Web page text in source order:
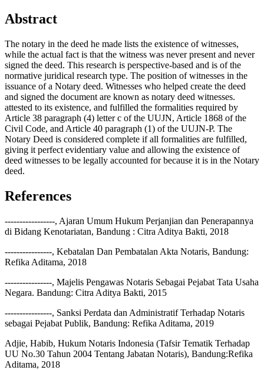
Abstract
The notary in the deed he made lists the existence of witnesses,
while the actual fact is that the witness was never present and never
signed the deed. This research is perspective-based and is of the
normative juridical research type. The position of witnesses in the
issuance of a Notary deed. Witnesses who helped create the deed
and signed the document are known as notary deed witnesses.
attested to its existence, and fulfilled the formalities required by
Article 38 paragraph (4) letter c of the UUJN, Article 1868 of the
Civil Code, and Article 40 paragraph (1) of the UUJN-P. The
Notary Deed is considered complete if all formalities are fulfilled,
giving it perfect evidentiary value and allowing the existence of
deed witnesses to be legally accounted for because it is in the Notary
deed.
References
-----------------, Ajaran Umum Hukum Perjanjian dan Penerapannya
di Bidang Kenotariatan, Bandung : Citra Aditya Bakti, 2018
----------------, Kebatalan Dan Pembatalan Akta Notaris, Bandung:
Refika Aditama, 2018
----------------, Majelis Pengawas Notaris Sebagai Pejabat Tata Usaha
Negara. Bandung: Citra Aditya Bakti, 2015
----------------, Sanksi Perdata dan Administratif Terhadap Notaris
sebagai Pejabat Publik, Bandung: Refika Aditama, 2019
Adjie, Habib, Hukum Notaris Indonesia (Tafsir Tematik Terhadap
UU No.30 Tahun 2004 Tentang Jabatan Notaris), Bandung:Refika
Aditama, 2018